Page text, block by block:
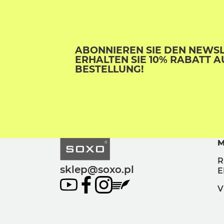
ABONNIEREN SIE DEN
ERHALTEN SIE 10% RABATT
BESTELLUNG!
sklep@soxo.pl